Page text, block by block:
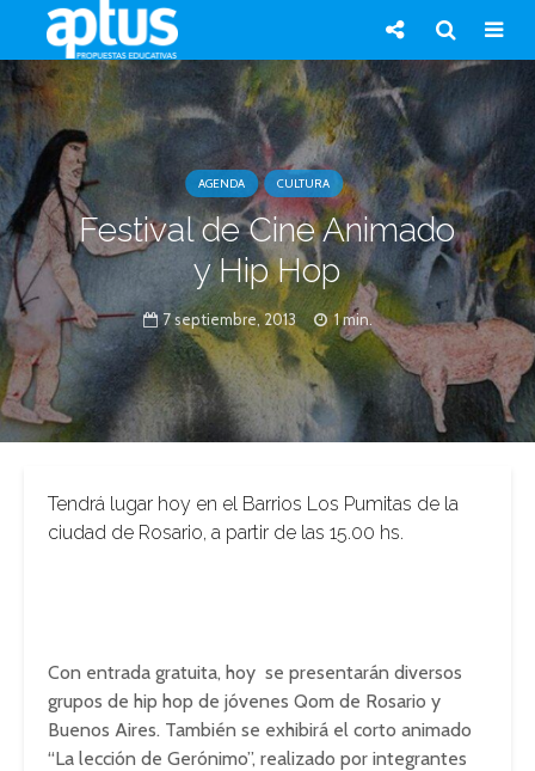
AGENDA CULTURA
Festival de Cine Animado
y Hip Hop
7 septiembre, 2013 1 min.
Tendrá lugar hoy en el Barrios Los Pumitas de la
ciudad de Rosario, a partir de las 15.00 hs.
Con entrada gratuita, hoy se presentarán diversos
grupos de hip hop de jóvenes Qom de Rosario y
Buenos Aires. También se exhibirá el corto animado
“La lección de Gerónimo”, realizado por integrantes